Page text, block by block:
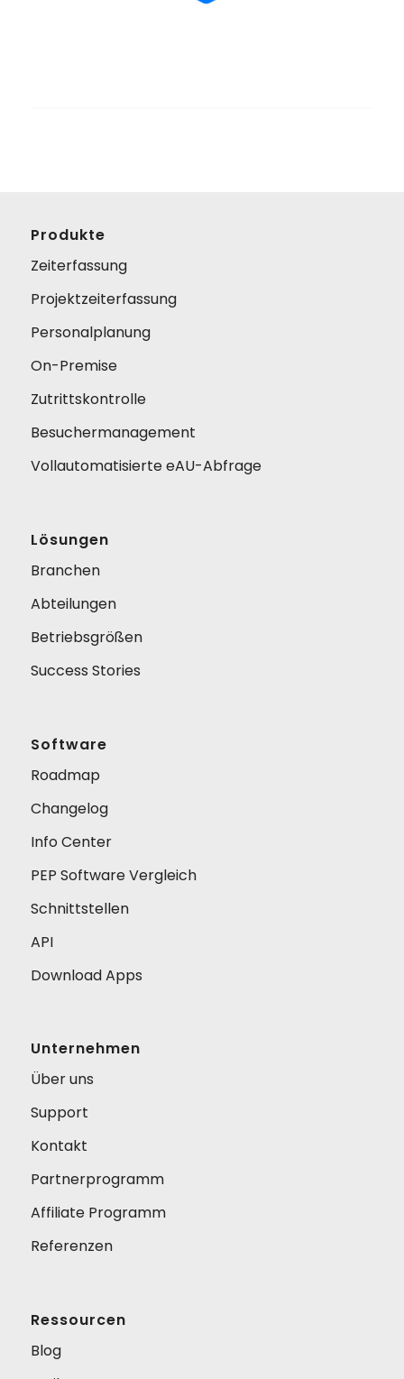
Produkte
Zeiterfassung
Projektzeiterfassung
Personalplanung
On-Premise
Zutrittskontrolle
Besuchermanagement
Vollautomatisierte eAU-Abfrage
Lösungen
Branchen
Abteilungen
Betriebsgrößen
Success Stories
Software
Roadmap
Changelog
Info Center
PEP Software Vergleich
Schnittstellen
API
Download Apps
Unternehmen
Über uns
Support
Kontakt
Partnerprogramm
Affiliate Programm
Referenzen
Ressourcen
Blog